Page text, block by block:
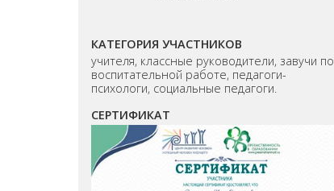
КАТЕГОРИЯ УЧАСТНИКОВ
учителя, классные руководители, завучи по
воспитательной работе, педагоги-
психологи, социальные педагоги.
СЕРТИФИКАТ